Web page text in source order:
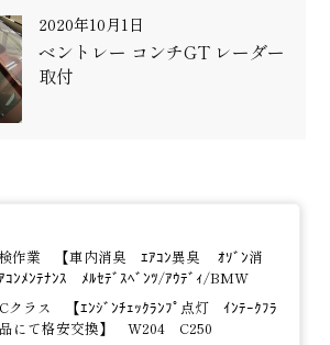
2020年10月1日
ベントレー コンチGT レーダー
取付
作業 【車内消臭 ｴｱｺﾝ異臭 ｵｿﾞﾝ消
ﾒﾝﾃﾅﾝｽ ﾒﾙｾﾃﾞｽﾍﾞﾝﾂ/ｱｳﾃﾞｨ/BMW
クラス 【ｴﾝｼﾞﾝﾁｪｯｸﾗﾝﾌﾟ点灯 ｲﾝﾃｰｸﾌﾗ
にて格安交換】 W204 C250